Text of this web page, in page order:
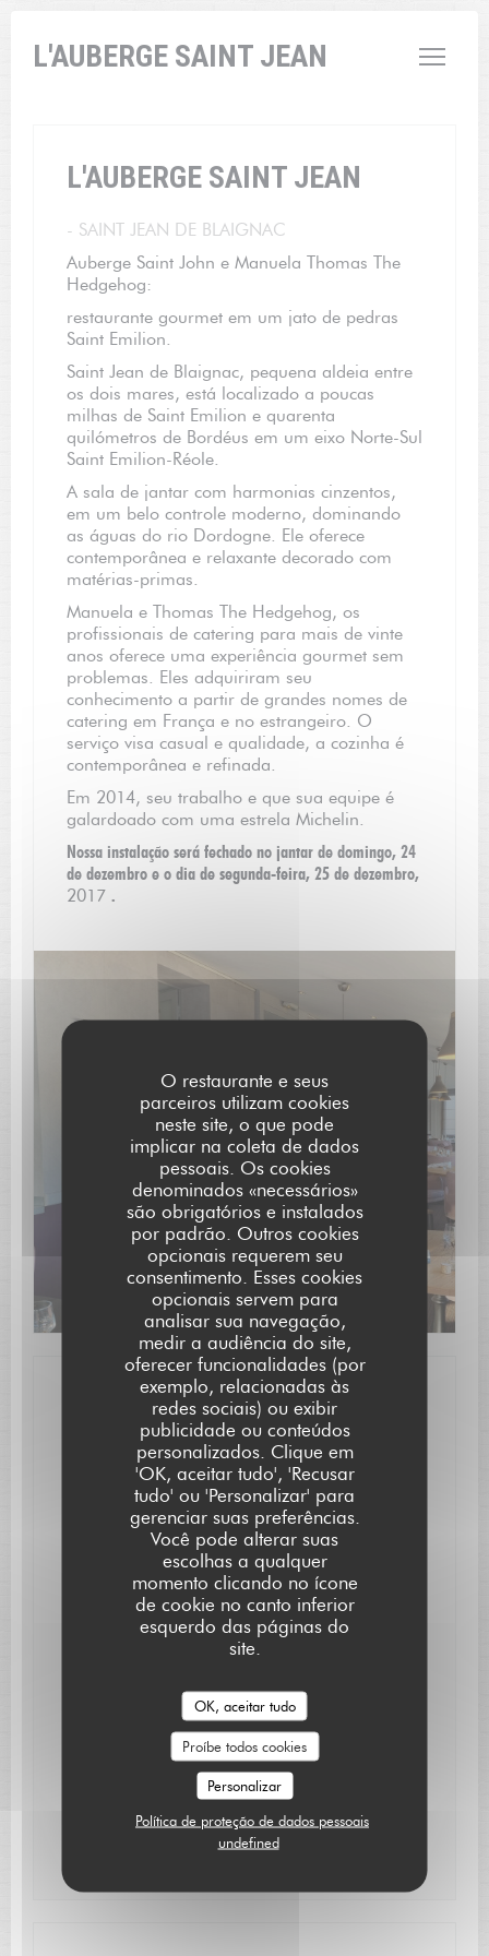
O restaurante e seus
parceiros utilizam cookies
neste site, o que pode
implicar na coleta de dados
pessoais. Os cookies
denominados «necessários»
são obrigatórios e instalados
por padrão. Outros cookies
opcionais requerem seu
consentimento. Esses cookies
opcionais servem para
analisar sua navegação,
medir a audiência do site,
oferecer funcionalidades (por
exemplo, relacionadas às
redes sociais) ou exibir
publicidade ou conteúdos
personalizados. Clique em
'OK, aceitar tudo', 'Recusar
tudo' ou 'Personalizar' para
gerenciar suas preferências.
Você pode alterar suas
escolhas a qualquer
momento clicando no ícone
de cookie no canto inferior
esquerdo das páginas do
site.
OK, aceitar tudo
Proíbe todos cookies
Personalizar
Política de proteção de dados pessoais
undefined
L'AUBERGE SAINT JEAN
L'AUBERGE SAINT JEAN
- SAINT JEAN DE BLAIGNAC
Auberge Saint John e Manuela Thomas The
Hedgehog:
restaurante gourmet em um jato de pedras
Saint Emilion.
Saint Jean de Blaignac, pequena aldeia entre
os dois mares, está localizado a poucas
milhas de Saint Emilion e quarenta
quilómetros de Bordéus em um eixo Norte-Sul
Saint Emilion-Réole.
A sala de jantar com harmonias cinzentos,
em um belo controle moderno, dominando
as águas do rio Dordogne. Ele oferece
contemporânea e relaxante decorado com
matérias-primas.
Manuela e Thomas The Hedgehog, os
profissionais de catering para mais de vinte
anos oferece uma experiência gourmet sem
problemas. Eles adquiriram seu
conhecimento a partir de grandes nomes de
catering em França e no estrangeiro. O
serviço visa casual e qualidade, a cozinha é
contemporânea e refinada.
Em 2014, seu trabalho e que sua equipe é
galardoado com uma estrela Michelin.
Nossa instalação será fechado no jantar de domingo, 24
de dezembro e o dia de segunda-feira, 25 de dezembro,
2017 .
Descubra o nosso menu
Informações gerais
Serviços
Acesso para pessoas com mobilidade reduzida
Métodos de pagamento
Eurocard/Mastercard, Transferência bancária,
Dinheiro, Visa, Cheques, American Express, Cartão
Azul
12:15 - 13:15
L'AUBERGE SAINT JEAN